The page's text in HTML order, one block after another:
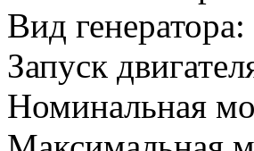
Вид
Запуск
Номинальная